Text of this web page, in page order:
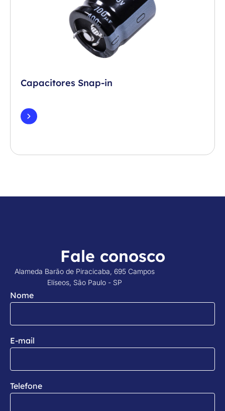
Capacitores Snap-in
Fale conosco
Alameda Barão de Piracicaba, 695 Campos
Elíseos, São Paulo - SP
Nome
E-mail
Telefone